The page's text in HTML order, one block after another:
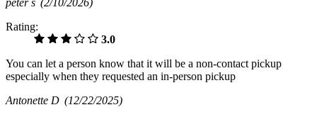
Rating:
3.0
You can let a person know that it will be a non-contact pickup
especially when they requested an in-person pickup
Antonette D (12/22/2025)